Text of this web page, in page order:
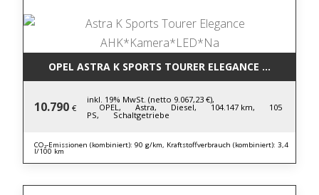
OPEL ASTRA K SPORTS TOURER ELEGANCE
10.790 €
inkl. 19% MwSt. (netto 9.067,23 €),
OPEL, Astra, Diesel, 104.147 km, 105
PS, Schaltgetriebe
CO₂-Emissionen (kombiniert): 90 g/km, Kraftstoffverbrauch (kombiniert): 3,4
l/100 km